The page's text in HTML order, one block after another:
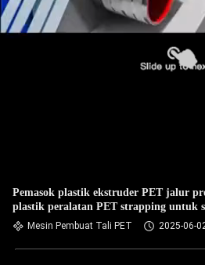
Pemasok plastik ekstruder PET jalur
plastik peralatan PET strapping untuk
Mesin Pembuat Tali PET 2025-06-